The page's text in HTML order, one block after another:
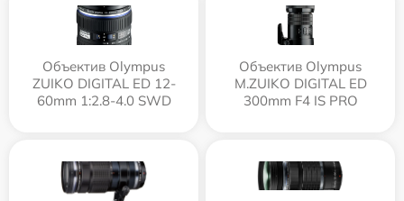
Объектив Olympus
ZUIKO DIGITAL ED 12-
60mm 1:2.8-4.0 SWD
Объектив Olympus
M.ZUIKO DIGITAL ED
300mm F4 IS PRO